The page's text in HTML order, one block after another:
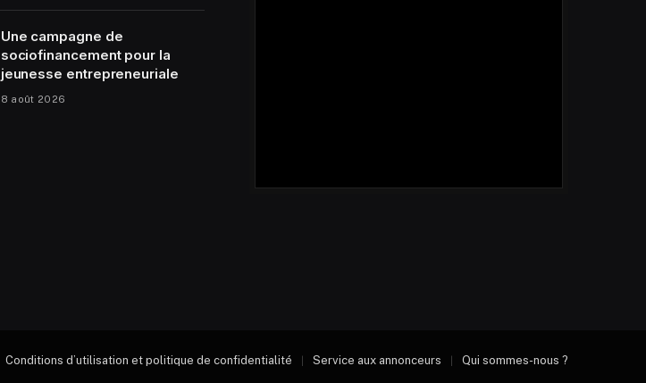
Une campagne de
sociofinancement pour la
jeunesse entrepreneuriale
8 août 2026
Conditions d’utilisation et politique de confidentialité Service aux annonceurs Qui sommes-nous ?